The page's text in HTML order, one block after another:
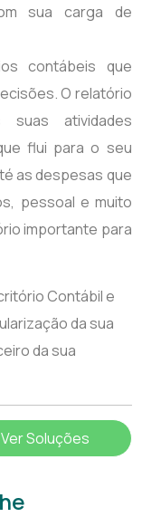
sua carga de
contábeis que
O relatório
atividades
flui para o seu
as despesas que
pessoal e muito
importante para
Contábil e
da sua
da sua
Ver Soluções